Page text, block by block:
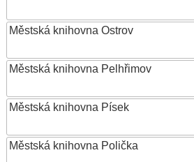
Městská knihovna Ostrov
Městská knihovna Pelhřimov
Městská knihovna Písek
Městská knihovna Polička